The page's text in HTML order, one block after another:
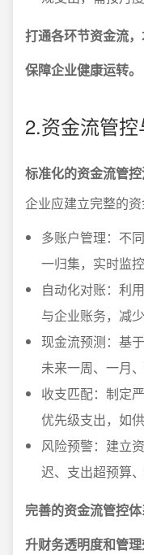
打通各环节资金流
保障企业健康运转。
2.资金流管
标准化的资金流管
企业应建立完整的资
多账户管理：不
一归集，实时监
自动化对账：利
与企业账务，减
现金流预测：基
未来一周、一月
收支匹配：制定
优先级支出，如
风险预警：建立
迟、支出超预算
完善的资金流管控
升财务透明度和管理